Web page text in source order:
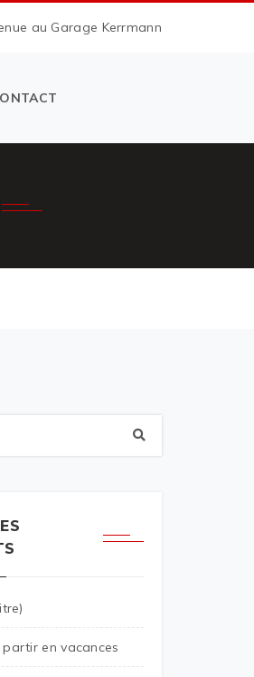
au Garage Kerrmann
en vacances